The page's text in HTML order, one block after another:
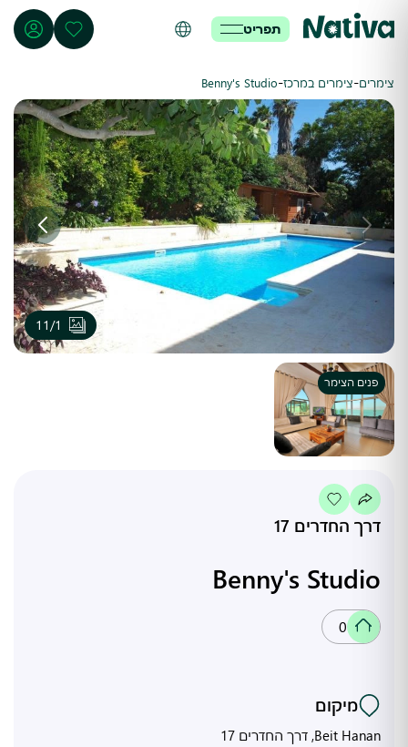
תפריט
צימרים-צימרים במרכז-
Benny's Studio
1
/
11
פנים הצימר
דרך החדרים 17
Benny's Studio
0
מיקום
Beit Hanan, דרך החדרים 17